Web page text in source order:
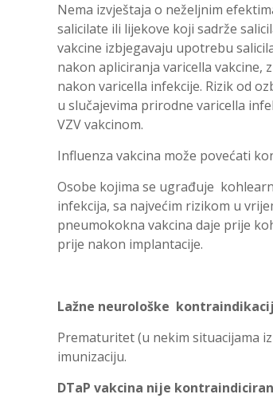
Nema izvještaja o neželjnim
salicilate ili lijekove koji sadrže
vakcine izbjegavaju upotrebu
nakon apliciranja varicella
nakon varicella infekcije. Rizik od
u slučajevima prirodne varicella
VZV vakcinom.
Influenza vakcina može povećati
Osobe kojima se ugrađuje
infekcija, sa najvećim rizikom u
pneumokokna vakcina daje prije
prije nakon implantacije.
Lažne neurološke
Prematuritet (u nekim situacijama
imunizaciju.
DTaP vakcina nije